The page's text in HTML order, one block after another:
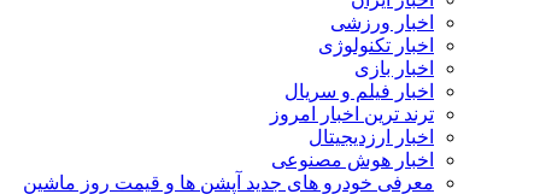
اخبار ورزشی
اخبار تکنولوژی
اخبار بازی
اخبار فیلم و سریال
ترند ترین اخبار امروز
اخبار ارزدیجیتال
اخبار هوش مصنوعی
معرفی خودرو های جدید آپشن‌ ها و قیمت روز ماشین‌